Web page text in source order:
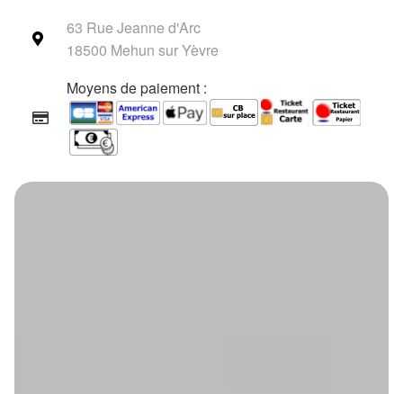
63 Rue Jeanne d'Arc
18500 Mehun sur Yèvre
Moyens de paiement :